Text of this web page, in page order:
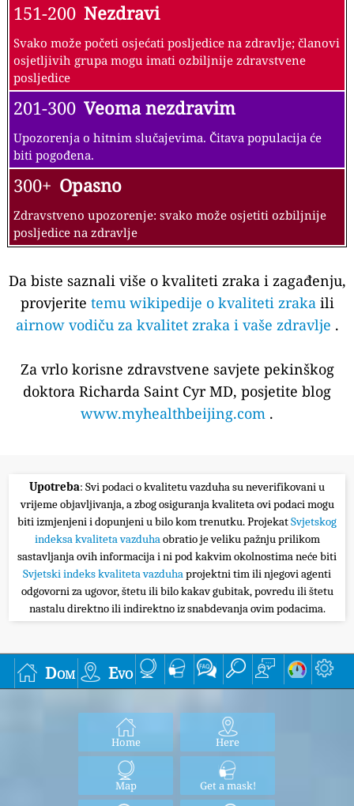
151-200 Nezdravi
Svako može početi osjećati posljedice na zdravlje; članovi
osjetljivih grupa mogu imati ozbiljnije zdravstvene
posljedice
201-300 Veoma nezdravim
Upozorenja o hitnim slučajevima. Čitava populacija će
biti pogođena.
300+ Opasno
Zdravstveno upozorenje: svako može osjetiti ozbiljnije
posljedice na zdravlje
Da biste saznali više o kvaliteti zraka i zagađenju,
provjerite temu wikipedije o kvaliteti zrakaili
airnow vodiču za kvalitet zraka i vaše zdravlje .
Za vrlo korisne zdravstvene savjete pekinškog
doktora Richarda Saint Cyr MD, posjetite blog
www.myhealthbeijing.com .
Upotreba: Svi podaci o kvalitetu vazduha su neverifikovani u
vrijeme objavljivanja, a zbog osiguranja kvaliteta ovi podaci mogu
biti izmjenjeni i dopunjeni u bilo kom trenutku. ProjekatSvjetskog
indeksa kvaliteta vazduhaobratio je veliku pažnju prilikom
sastavljanja ovih informacija i ni pod kakvim okolnostima neće biti
Svjetski indeks kvaliteta vazduhaprojektni tim ili njegovi agenti
odgovorni za ugovor, štetu ili bilo kakav gubitak, povredu ili štetu
nastalu direktno ili indirektno iz snabdevanja ovim podacima.
Dom Evo
Home Here
Map Get a mask!